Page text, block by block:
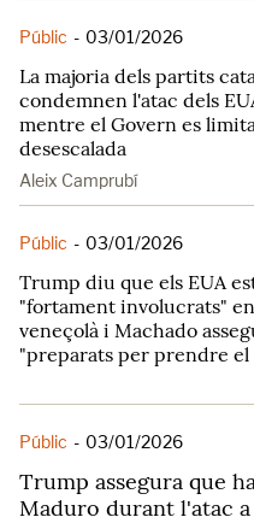
Públic - 03/01/2026
La majoria dels partits
condemnen l'atac dels
mentre el Govern es
desescalada
Aleix Camprubí
Públic - 03/01/2026
Trump diu que els EUA
"fortament involucrats"
veneçolà i Machado
"preparats per prendre el
Públic - 03/01/2026
Trump assegura que
Maduro durant l'atac a